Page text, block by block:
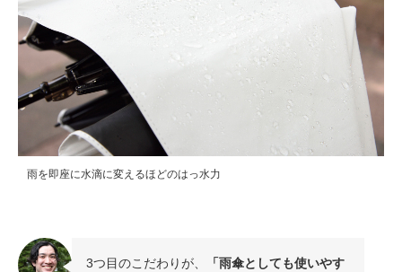
雨を即座に水滴に変えるほどのはっ水力
3つ目のこだわりが、
「雨傘としても使いやす